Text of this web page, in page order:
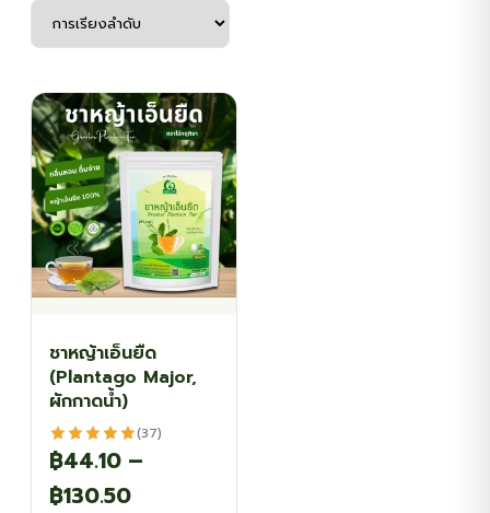
ชาหญ้าเอ็นยืด
(Plantago Major,
ผักกาดน้ำ)
(37)
฿44.10 –
฿130.50Price